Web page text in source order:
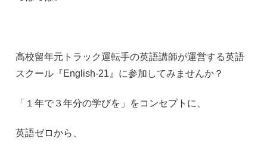
高校留年元トラック運転手の英語講師が運営する英語
スクール『English-21 』に参加してみませんか？
「１年で３年分の学びを」をコンセプトに、
英語ゼロから、